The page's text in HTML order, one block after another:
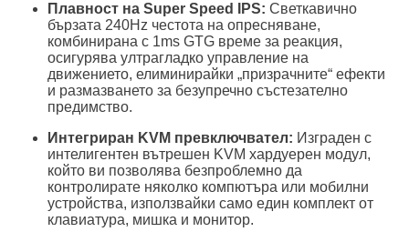
Плавност на Super Speed IPS: Светкавично
бързата 240Hz честота на опресняване,
комбинирана с 1ms GTG време за реакция,
осигурява ултрагладко управление на
движението, елиминирайки „призрачните“ ефекти
и размазването за безупречно състезателно
предимство.
Интегриран KVM превключвател: Изграден с
интелигентен вътрешен KVM хардуерен модул,
който ви позволява безпроблемно да
контролирате няколко компютъра или мобилни
устройства, използвайки само един комплект от
клавиатура, мишка и монитор.